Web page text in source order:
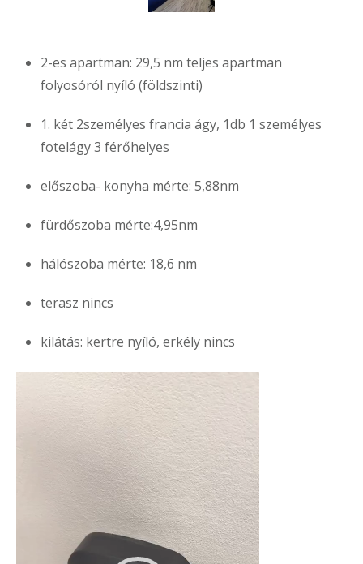
2-es apartman: 29,5 nm teljes apartman
folyosóról nyíló (földszinti)
1. két 2személyes francia ágy, 1db 1 személyes
fotelágy 3 férőhelyes
előszoba- konyha mérte: 5,88nm
fürdőszoba mérte:4,95nm
hálószoba mérte: 18,6 nm
terasz nincs
kilátás: kertre nyíló, erkély nincs
Videólejátszó